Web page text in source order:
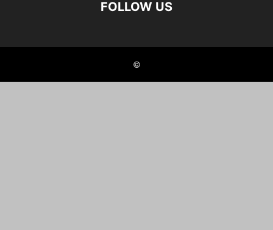
FOLLOW US
©